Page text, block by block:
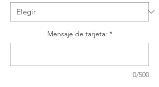
Mensaje de tarjeta: *
0/500